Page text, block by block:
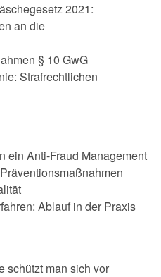
2021:
an die
§ 10 GwG
Strafrechtlichen
ein Anti-Fraud Management
Ablauf in der Praxis
schützt man sich vor